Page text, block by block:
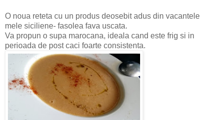
O noua reteta cu un produs deosebit adus din vacantele
mele siciliene- fasolea fava uscata.
Va propun o supa marocana, ideala cand este frig si in
perioada de post caci foarte consistenta.